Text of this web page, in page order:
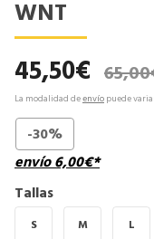
WNT
45,50€ 65,00
La modalidad deenvío puede
-30%
envío6,00€*
Tallas
S M L